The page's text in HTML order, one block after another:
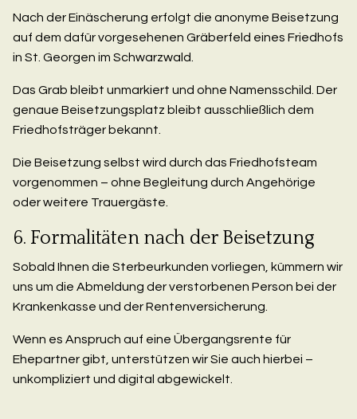
Nach der Einäscherung erfolgt die anonyme Beisetzung
auf dem dafür vorgesehenen Gräberfeld eines Friedhofs
in St. Georgen im Schwarzwald.
Das Grab bleibt unmarkiert und ohne Namensschild. Der
genaue Beisetzungsplatz bleibt ausschließlich dem
Friedhofsträger bekannt.
Die Beisetzung selbst wird durch das Friedhofsteam
vorgenommen – ohne Begleitung durch Angehörige
oder weitere Trauergäste.
6. Formalitäten nach der Beisetzung
Sobald Ihnen die Sterbeurkunden vorliegen, kümmern wir
uns um die Abmeldung der verstorbenen Person bei der
Krankenkasse und der Rentenversicherung.
Wenn es Anspruch auf eine Übergangsrente für
Ehepartner gibt, unterstützen wir Sie auch hierbei –
unkompliziert und digital abgewickelt.